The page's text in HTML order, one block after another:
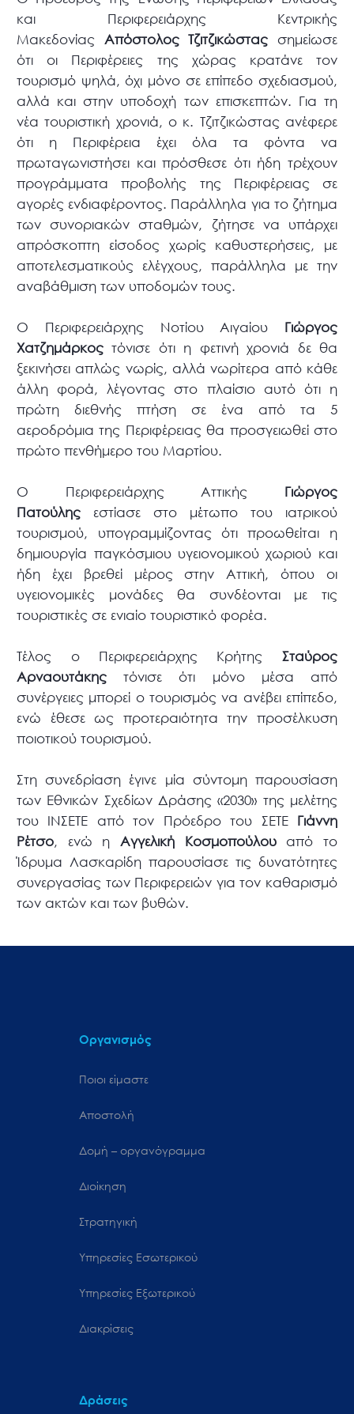
και Περιφερειάρχης Κεντρικής
Μακεδονίας
Απόστολος Τζιτζικώστας σημείωσε
ότι οι Περιφέρειες της χώρας κρατάνε τον
τουρισμό ψηλά, όχι μόνο σε επίπεδο σχεδιασμού,
αλλά και στην υποδοχή των επισκεπτών. Για τη
νέα τουριστική χρονιά, ο κ. Τζιτζικώστας ανέφερε
ότι η Περιφέρεια έχει όλα τα φόντα να
πρωταγωνιστήσει και πρόσθεσε ότι ήδη τρέχουν
προγράμματα προβολής της Περιφέρειας σε
αγορές ενδιαφέροντος. Παράλληλα για το ζήτημα
των συνοριακών σταθμών, ζήτησε να υπάρχει
απρόσκοπτη είσοδος χωρίς καθυστερήσεις, με
αποτελεσματικούς ελέγχους, παράλληλα με την
αναβάθμιση των υποδομών τους.
Ο Περιφερειάρχης Νοτίου Αιγαίου
Γιώργος
Χατζημάρκος τόνισε ότι η φετινή χρονιά δε θα
ξεκινήσει απλώς νωρίς, αλλά νωρίτερα από κάθε
άλλη φορά, λέγοντας στο πλαίσιο αυτό ότι η
πρώτη διεθνής πτήση σε ένα από τα 5
αεροδρόμια της Περιφέρειας θα προσγειωθεί στο
πρώτο πενθήμερο του Μαρτίου.
Ο Περιφερειάρχης Αττικής
Γιώργος
Πατούλης
εστίασε στο μέτωπο του ιατρικού
τουρισμού, υπογραμμίζοντας ότι προωθείται η
δημιουργία παγκόσμιου υγειονομικού χωριού και
ήδη έχει βρεθεί μέρος στην Αττική, όπου οι
υγειονομικές μονάδες θα συνδέονται με τις
τουριστικές σε ενιαίο τουριστικό φορέα.
Τέλος ο Περιφερειάρχης Κρήτης
Σταύρος
Αρναουτάκης
τόνισε ότι μόνο μέσα από
συνέργειες μπορεί ο τουρισμός να ανέβει επίπεδο,
ενώ έθεσε ως προτεραιότητα την προσέλκυση
ποιοτικού τουρισμού.
Στη συνεδρίαση έγινε μία σύντομη παρουσίαση
των Εθνικών Σχεδίων Δράσης «2030» της μελέτης
του ΙΝΣΕΤΕ από τον Πρόεδρο του ΣΕΤΕ Γιάννη
Ρέτσο, ενώ η Αγγελική Κοσμοπούλουαπό το
Ίδρυμα Λασκαρίδη παρουσίασε τις δυνατότητες
συνεργασίας των Περιφερειών για τον καθαρισμό
των ακτών και των βυθών.
Οργανισμός
Ποιοι είμαστε
Αποστολή
Δομή – οργανόγραμμα
Διοίκηση
Στρατηγική
Υπηρεσίες Εσωτερικού
Υπηρεσίες Εξωτερικού
Διακρίσεις
Δράσεις